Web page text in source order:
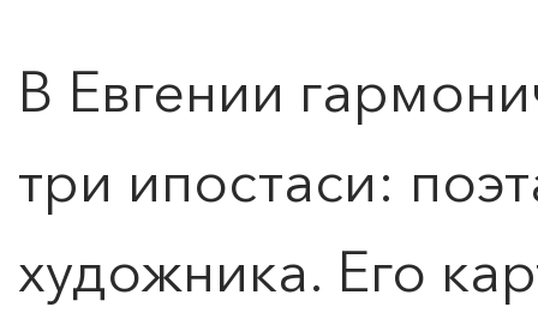
В Евгении
три ипостаси:
художника. Его